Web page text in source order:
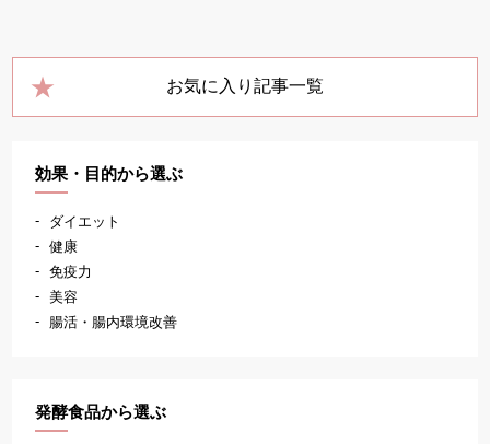
お気に入り記事一覧
効果・目的から選ぶ
ダイエット
健康
免疫力
美容
腸活・腸内環境改善
発酵食品から選ぶ